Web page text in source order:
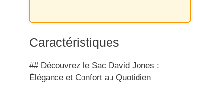
Caractéristiques
## Découvrez le Sac David Jones :
Élégance et Confort au Quotidien